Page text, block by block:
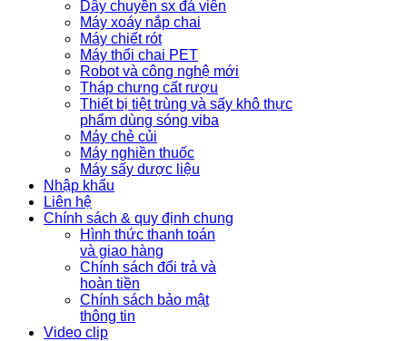
Dây chuyền sx đá viên
Máy xoáy nắp chai
Máy chiết rót
Máy thổi chai PET
Robot và công nghệ mới
Tháp chưng cất rượu
Thiết bị tiệt trùng và sấy khô thực
phẩm dùng sóng viba
Máy chẻ củi
Máy nghiền thuốc
Máy sấy dược liệu
Nhập khẩu
Liên hệ
Chính sách & quy định chung
Hình thức thanh toán
và giao hàng
Chính sách đổi trả và
hoàn tiền
Chính sách bảo mật
thông tin
Video clip